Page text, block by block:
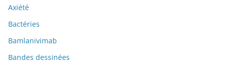
Axiété
Bactéries
Bamlanivimab
Bandes dessinées